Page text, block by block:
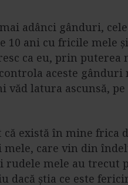
adânci gânduri,
10 ani cu fricile mele
ca eu, prin puterea
aceste gânduri
latura ascunsă, pe
că există în mine frica
care vin din
mele au trecut
dacă știa ce este